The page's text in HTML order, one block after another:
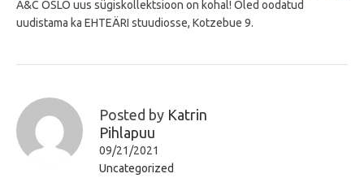
A&C OSLO uus sügiskollektsioon on kohal! Oled oodatud
uudistama ka EHTEÄRI stuudiosse, Kotzebue 9.
Posted by Katrin
Pihlapuu
09/21/2021
Uncategorized